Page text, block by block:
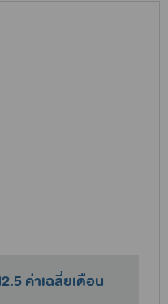
ค่าเฉลี่ยเดือน